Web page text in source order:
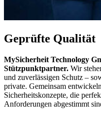
Geprüfte Qualität
MySicherheit Technology
Stützpunktpartner. Wir
und zuverlässigen Schutz –
private. Gemeinsam
Sicherheitskonzepte, die
Anforderungen abgestimmt